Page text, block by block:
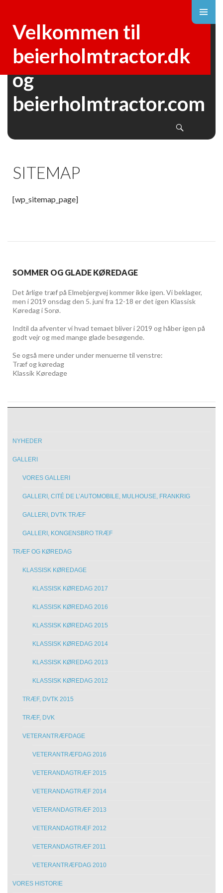
Velkommen til
beierholmtractor.dk
og
beierholmtractor.com
SKIP
TO
SITEMAP
[wp_sitemap_page]
SOMMER OG GLADE KØREDAGE
Det årlige træf på Elmebjergvej kommer ikke igen. Vi beklager,
men i 2019 onsdag den 5. juni fra 12-18 er det igen Klassisk
Køredag i Sorø.
Indtil da afventer vi hvad temaet bliver i 2019 og håber igen på
godt vejr og med mange glade besøgende.
Se også mere under under menuerne til venstre:
Træf og køredag
Klassik Køredage
NYHEDER
GALLERI
VORES GALLERI
GALLERI, CITÉ DE L’AUTOMOBILE, MULHOUSE, FRANKRIG
GALLERI, DVTK TRÆF
GALLERI, KONGENSBRO TRÆF
TRÆF OG KØREDAG
KLASSISK KØREDAGE
KLASSISK KØREDAG 2017
KLASSISK KØREDAG 2016
KLASSISK KØREDAG 2015
KLASSISK KØREDAG 2014
KLASSISK KØREDAG 2013
KLASSISK KØREDAG 2012
TRÆF, DVTK 2015
TRÆF, DVK
VETERANTRÆFDAGE
VETERANTRÆFDAG 2016
VETERANDAGTRÆF 2015
VETERANDAGTRÆF 2014
VETERANDAGTRÆF 2013
VETERANDAGTRÆF 2012
VETERANDAGTRÆF 2011
VETERANTRÆFDAG 2010
VORES HISTORIE